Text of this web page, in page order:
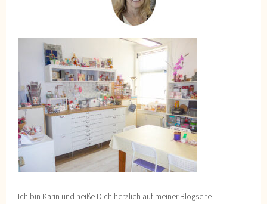
Ich bin Karin und heiße Dich herzlich auf meiner Blogseite